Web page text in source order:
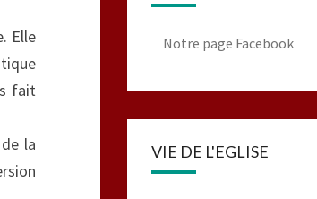
Elle
fait
la
Notre page Facebook
VIE DE L'EGLISE